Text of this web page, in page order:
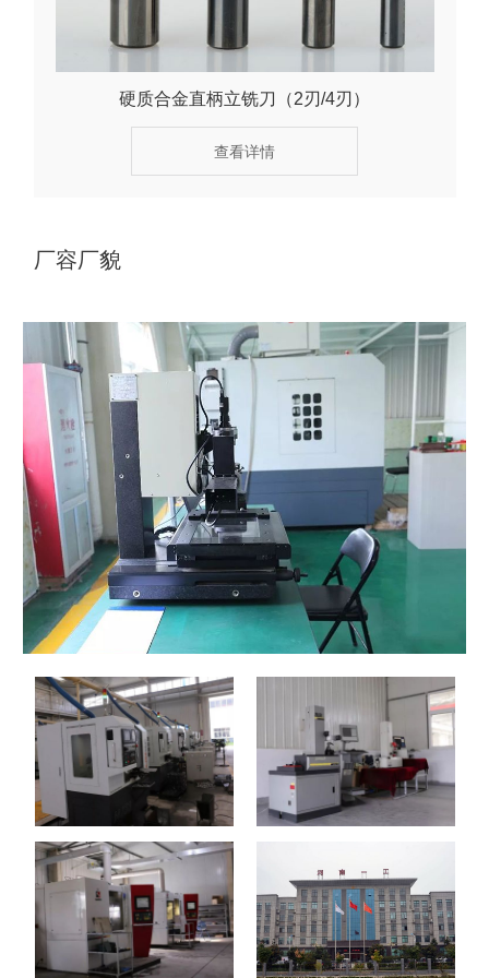
硬质合金直柄立铣刀（2刃/4刃）
查看详情
厂容厂貌